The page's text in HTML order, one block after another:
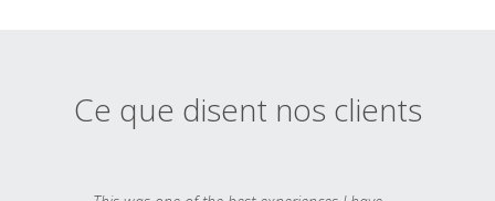
Ce que disent nos clients